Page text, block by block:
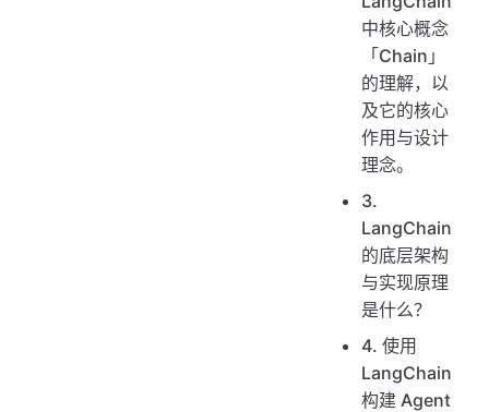
中核心概念
「Chain」
的理解，以
及它的核心
作用与设计
理念。
3.
LangChain
的底层架构
与实现原理
是什么？
4. 使用
LangChain
构建 Agent